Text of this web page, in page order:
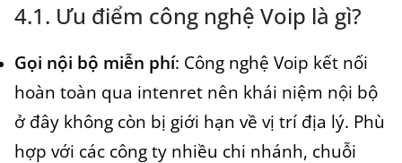
4.1. Ưu điểm công nghệ Voip là gì?
Gọi nội bộ miễn phí: Công nghệ Voip kết nối
hoàn toàn qua intenret nên khái niệm nội bộ
ở đây không còn bị giới hạn về vị trí địa lý. Phù
hợp với các công ty nhiều chi nhánh, chuỗi